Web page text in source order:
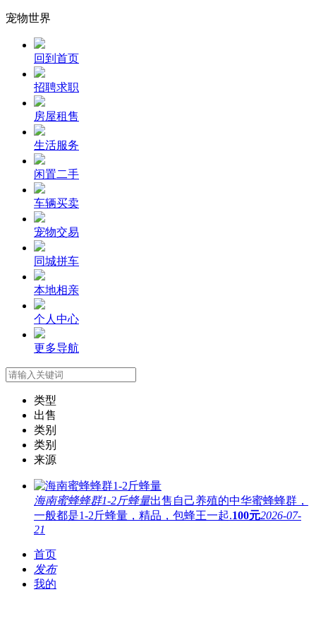
宠物世界
回到首页
招聘求职
房屋租售
生活服务
闲置二手
车辆买卖
宠物交易
同城拼车
本地相亲
个人中心
更多导航
类型
出售
类别
类别
来源
海南蜜蜂蜂群1-2斤蜂量出售自己养殖的中华蜜蜂蜂群，
一般都是1-2斤蜂量，精品，包蜂王一起.100元2026-07-
21
首页
发布
我的